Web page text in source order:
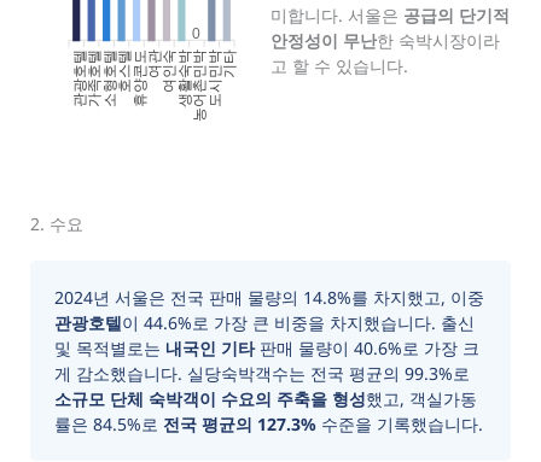
0
관광호텔가족호텔소형호텔호스텔휴양콘도여관여인숙생활숙박농어촌민박도시민박기타
미합니다. 서울은 공급의 단기적
안정성이 무난한 숙박시장이라
고 할 수 있습니다.
2. 수요
2024년 서울은 전국 판매 물량의 14.8%를 차지했고, 이중
관광호텔이 44.6%로 가장 큰 비중을 차지했습니다. 출신
및 목적별로는 내국인 기타판매 물량이 40.6%로 가장 크
게 감소했습니다. 실당숙박객수는 전국 평균의 99.3%로
소규모 단체 숙박객이 수요의 주축을 형성했고, 객실가동
률은 84.5%로 전국 평균의 127.3% 수준을 기록했습니다.